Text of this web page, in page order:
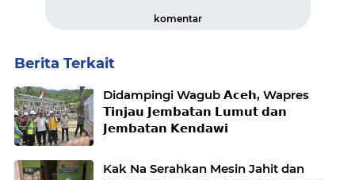
komentar
Berita Terkait
Didampingi Wagub 𝗔𝗰𝗲𝗵, Wapres
𝗧𝗶𝗻𝗷𝗮𝘂 𝗝𝗲𝗺𝗯𝗮𝘁𝗮𝗻 𝗟𝘂𝗺𝘂𝘁 𝗱𝗮𝗻
𝗝𝗲𝗺𝗯𝗮𝘁𝗮𝗻 𝗞𝗲𝗻𝗱𝗮𝘄𝗶
Kak Na Serahkan Mesin Jahit dan